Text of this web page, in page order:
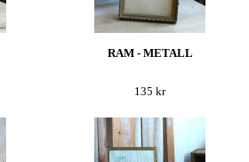
RAM - METALL
135 kr